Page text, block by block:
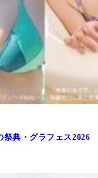
典・グラフェス2026